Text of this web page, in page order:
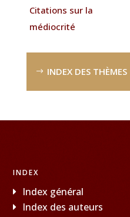
Citations sur la
médiocrité
INDEX DES THÈMES
INDEX
Index général
Index des auteurs